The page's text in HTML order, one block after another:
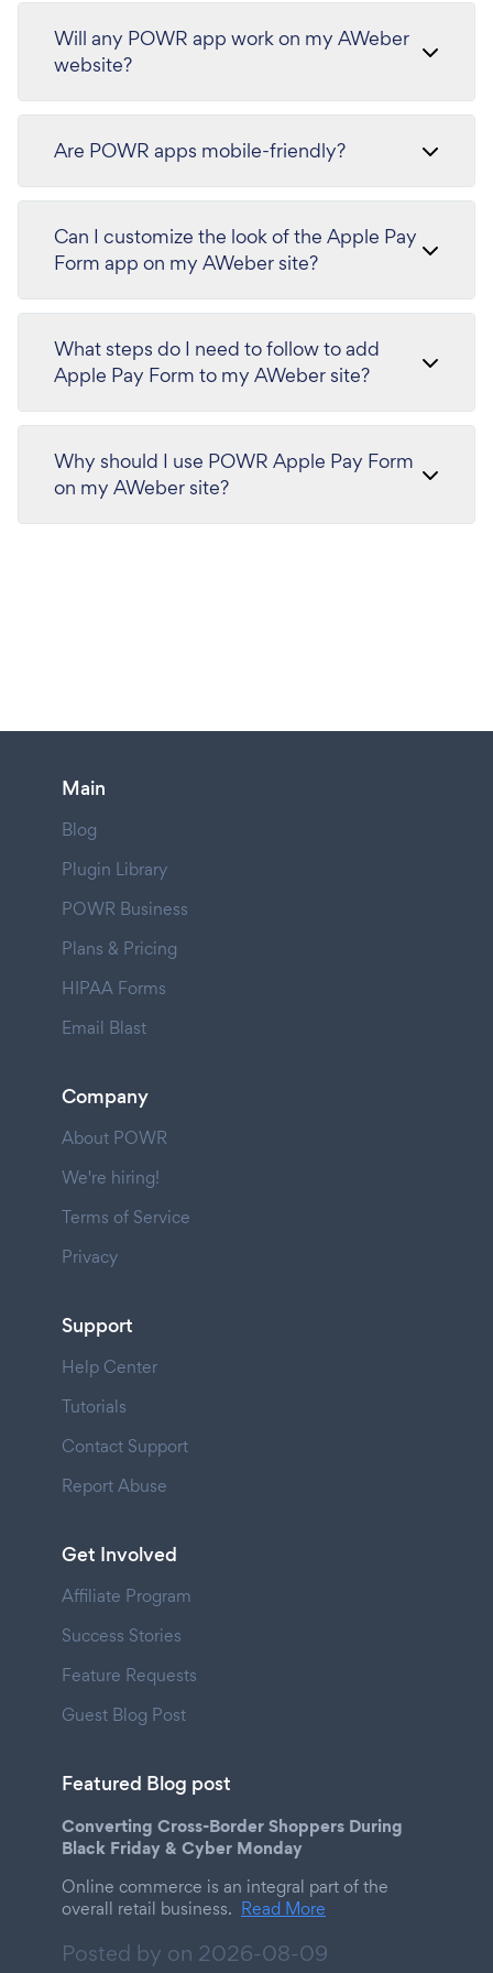
Will any POWR app work on my AWeber
website?
Are POWR apps mobile-friendly?
Can I customize the look of the Apple Pay
Form app on my AWeber site?
What steps do I need to follow to add
Apple Pay Form to my AWeber site?
Why should I use POWR Apple Pay Form
on my AWeber site?
Main
Blog
Plugin Library
POWR Business
Plans & Pricing
HIPAA Forms
Email Blast
Company
About POWR
We're hiring!
Terms of Service
Privacy
Support
Help Center
Tutorials
Contact Support
Report Abuse
Get Involved
Affiliate Program
Success Stories
Feature Requests
Guest Blog Post
Featured Blog post
Converting Cross-Border Shoppers During
Black Friday & Cyber Monday
Online commerce is an integral part of the
overall retail business. Read More
Posted by on 2026-08-09